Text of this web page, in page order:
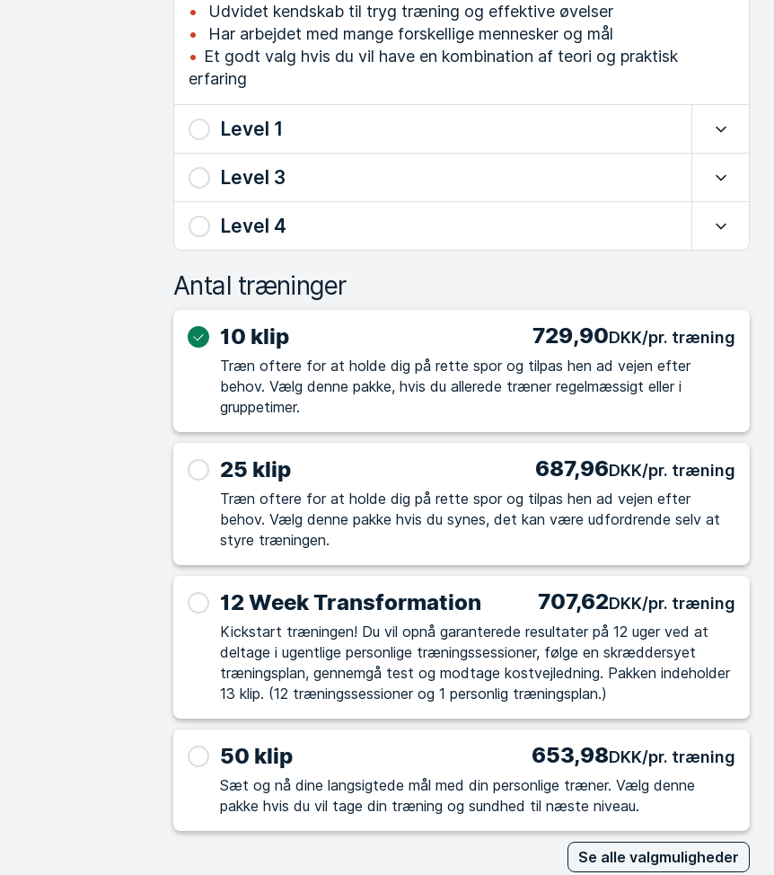
Udvidet kendskab til tryg træning og effektive øvelser
Har arbejdet med mange forskellige mennesker og mål
Et godt valg hvis du vil have en kombination af teori og praktisk
erfaring
Level 1 Udvid
Level 3 Udvid
Level 4 Udvid
Antal træninger
10 klip 729,90DKK/pr. træning
Træn oftere for at holde dig på rette spor og tilpas hen ad vejen efter
behov. Vælg denne pakke, hvis du allerede træner regelmæssigt eller i
gruppetimer.
25 klip 687,96DKK/pr. træning
Træn oftere for at holde dig på rette spor og tilpas hen ad vejen efter
behov. Vælg denne pakke hvis du synes, det kan være udfordrende selv at
styre træningen.
12 Week Transformation 707,62DKK/pr. træning
Kickstart træningen! Du vil opnå garanterede resultater på 12 uger ved at
deltage i ugentlige personlige træningssessioner, følge en skræddersyet
træningsplan, gennemgå test og modtage kostvejledning. Pakken indeholder
13 klip. (12 træningssessioner og 1 personlig træningsplan.)
50 klip 653,98DKK/pr. træning
Sæt og nå dine langsigtede mål med din personlige træner. Vælg denne
pakke hvis du vil tage din træning og sundhed til næste niveau.
Se alle valgmuligheder